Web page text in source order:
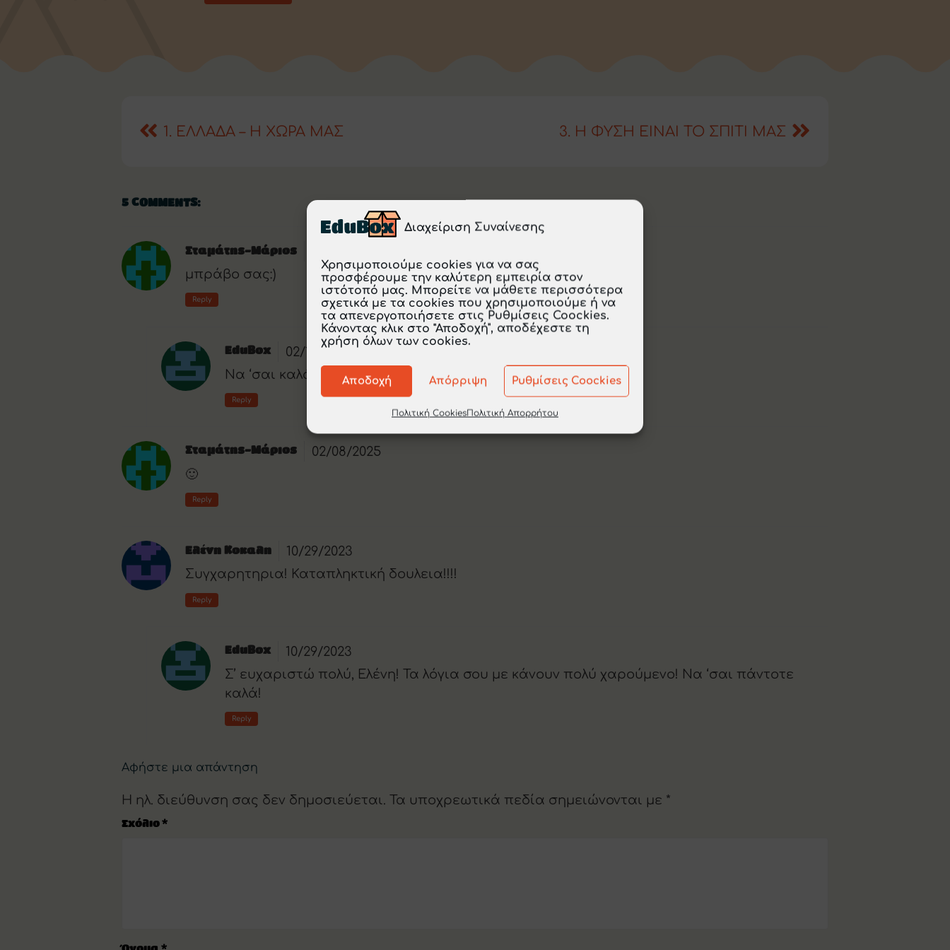
Διαχείριση Συναίνεσης
Χρησιμοποιούμε cookies για να σας
προσφέρουμε την καλύτερη εμπειρία στον
ιστότοπό μας. Μπορείτε να μάθετε περισσότερα
σχετικά με τα cookies που χρησιμοποιούμε ή να
τα απενεργοποιήσετε στις Ρυθμίσεις Coockies.
Κάνοντας κλικ στο "Αποδοχή", αποδέχεστε τη
χρήση όλων των cookies.
Αποδοχή Απόρριψη Ρυθμίσεις Coockies
Πολιτική CookiesΠολιτική Απορρήτου
1. ΕΛΛΑΔΑ – Η ΧΩΡΑ ΜΑΣ 3. Η ΦΥΣΗ ΕΙΝΑΙ ΤΟ ΣΠΙΤΙ ΜΑΣ
5 COMMENTS:
Σταμάτης-Μάριος
μπράβο σας:)
Reply
EduBox
02/13/2025
Να ‘σαι καλά, Σταμάτη! Σ’ ευχαριστώ πολύ!
Reply
Σταμάτης-Μάριος
02/08/2025
🙂
Reply
Ελένη Κοκαλη
10/29/2023
Συγχαρητηρια! Καταπληκτική δουλεια!!!!
Reply
EduBox
10/29/2023
Σ’ ευχαριστώ πολύ, Ελένη! Τα λόγια σου με κάνουν πολύ χαρούμενο! Να ‘σαι πάντοτε
καλά!
Reply
Αφήστε μια απάντηση
Η ηλ. διεύθυνση σας δεν δημοσιεύεται. Τα υποχρεωτικά πεδία σημειώνονται με *
Σχόλιο *